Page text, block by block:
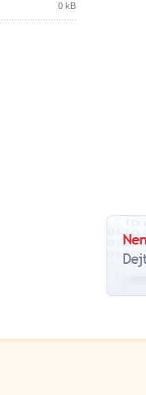
0 kB